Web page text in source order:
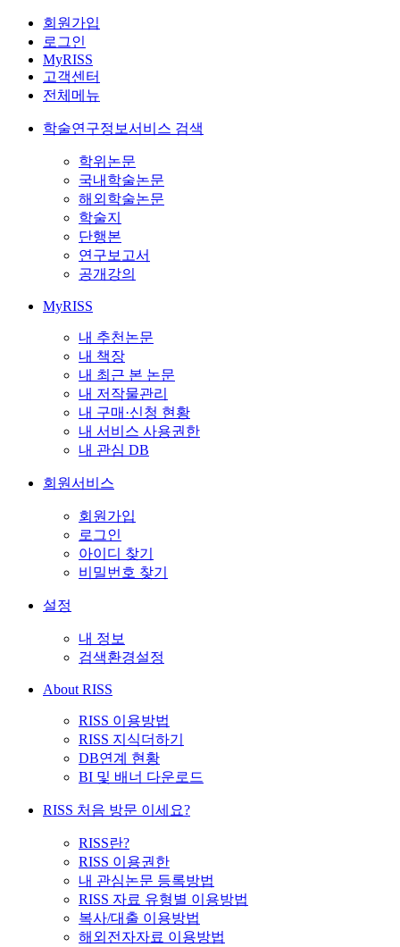
회원가입
로그인
MyRISS
고객센터
전체메뉴
학술연구정보서비스 검색
학위논문
국내학술논문
해외학술논문
학술지
단행본
연구보고서
공개강의
MyRISS
내 추천논문
내 책장
내 최근 본 논문
내 저작물관리
내 구매·신청 현황
내 서비스 사용권한
내 관심 DB
회원서비스
회원가입
로그인
아이디 찾기
비밀번호 찾기
설정
내 정보
검색환경설정
About RISS
RISS 이용방법
RISS 지식더하기
DB연계 현황
BI 및 배너 다운로드
RISS 처음 방문 이세요?
RISS란?
RISS 이용권한
내 관심논문 등록방법
RISS 자료 유형별 이용방법
복사/대출 이용방법
해외전자자료 이용방법